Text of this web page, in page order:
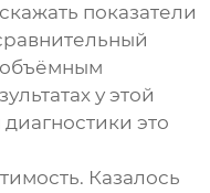
показатели
у этой
это
Казалось